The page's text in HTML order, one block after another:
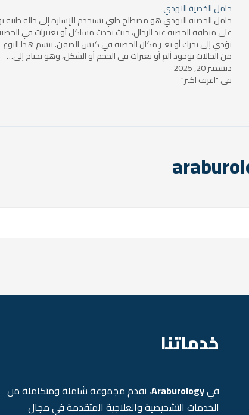
حامل الخصية النهدي
حامل الخصية النهدي هو مصطلح طبي يستخدم للإشارة إلى حالة طبية
على منطقة الخصية عند الرجال، حيث تحدث مشاكل أو تغييرات في
تؤدي إلى تحرك أو تغير مكان الخصية في كيس الصفن. يتسم هذا النوع
من الحالات بوجود ألم أو تغيرات في الحجم أو الشكل، وهو يحتاج إلى…
ديسمبر 20, 2025
في "اعرف اكتر"
خدماتنا
فيAraburology، نقدم مجموعة شاملة ومتكاملة من
الخدمات التشخيصية والعلاجية المتقدمة في مجال